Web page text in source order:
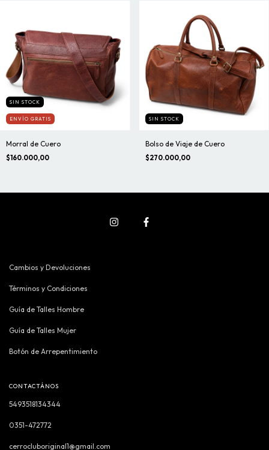
SIN STOCK
ENVÍO GRATIS
Morral de Cuero
$160.000,00
SIN STOCK
Bolso de Viaje de Cuero
$270.000,00
Cambios y Devoluciones
Términos y Condiciones
Guía de Talles Hombre
Guía de Talles Mujer
Botón de Arrepentimiento
CONTACTÁNOS
5493518134344
0351-472772
cerrocluboriginal1@gmail.com